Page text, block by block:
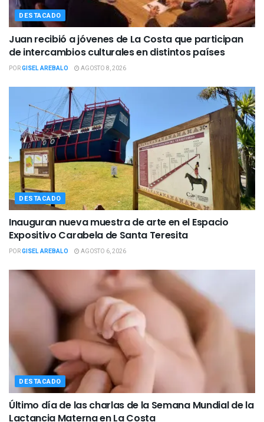
DESTACADO
Juan recibió a jóvenes de La Costa que participan
de intercambios culturales en distintos países
PORGISEL AREBALO AGOSTO 8, 2026
DESTACADO
Inauguran nueva muestra de arte en el Espacio
Expositivo Carabela de Santa Teresita
PORGISEL AREBALO AGOSTO 6, 2026
DESTACADO
Último día de las charlas de la Semana Mundial de la
Lactancia Materna en La Costa